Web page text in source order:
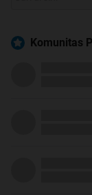
Komunitas